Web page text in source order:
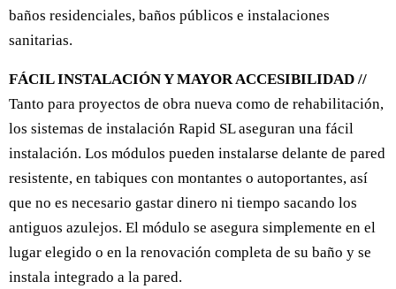
baños residenciales, baños públicos e instalaciones
sanitarias.
FÁCIL INSTALACIÓN Y MAYOR ACCESIBILIDAD //
Tanto para proyectos de obra nueva como de rehabilitación,
los sistemas de instalación Rapid SL aseguran una fácil
instalación. Los módulos pueden instalarse delante de pared
resistente, en tabiques con montantes o autoportantes, así
que no es necesario gastar dinero ni tiempo sacando los
antiguos azulejos. El módulo se asegura simplemente en el
lugar elegido o en la renovación completa de su baño y se
instala integrado a la pared.